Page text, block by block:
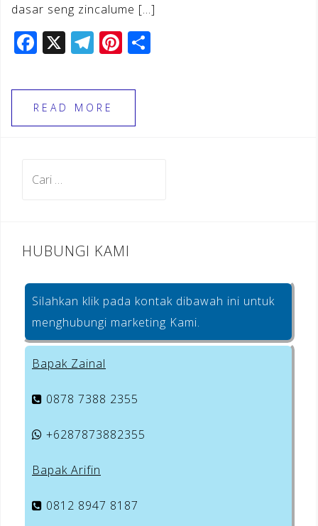
dasar seng zincalume […]
F
c
e
b
o
X T
e
gr
a
Pi
te
e
READ MORE
HUBUNGI KAMI
Silahkan klik pada kontak dibawah ini untuk
menghubungi marketing Kami.
Bapak Zainal
0878 7388 2355
+6287873882355
Bapak Arifin
0812 8947 8187